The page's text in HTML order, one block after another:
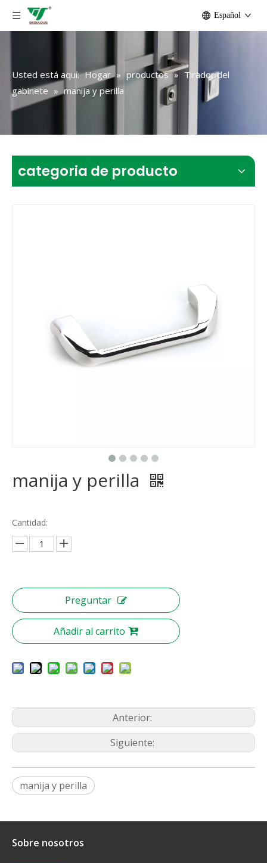
Español
Usted está aquí: Hogar » productos » Tirador del
gabinete » manija y perilla
categoria de producto
manija y perilla
Cantidad:
Preguntar
Añadir al carrito
Anterior:
Siguiente:
manija y perilla
Sobre nosotros